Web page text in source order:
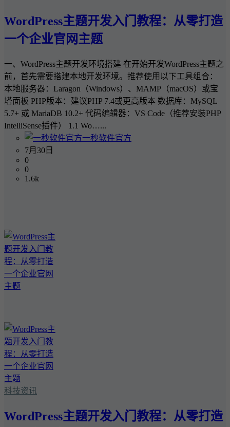
WordPress主题开发入门教程：从零打造
一个企业官网主题
一、WordPress主题开发环境搭建 在开始开发WordPress主题之
前，首先需要搭建本地开发环境。推荐使用以下工具组合：
本地服务器：Laragon（Windows）、MAMP（macOS）或宝
塔面板 PHP版本：建议PHP 7.4或更高版本 数据库：MySQL
5.7+ 或 MariaDB 10.2+ 代码编辑器：VS Code（推荐安装PHP
IntelliSense插件） 1.1 Wo…...
一秒软件官方
7月30日
0
0
1.6k
科技资讯
WordPress主题开发入门教程：从零打造